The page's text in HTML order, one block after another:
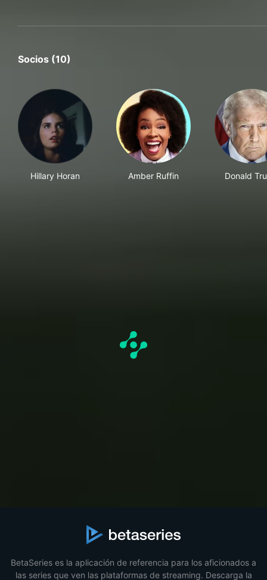
Socios (10)
Hillary Horan Amber Ruffin Donald
BetaSeries es la aplicación de referencia para los aficionados a
las series que ven las plataformas de streaming. Descarga la